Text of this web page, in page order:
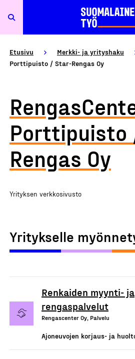
Etusivu Merkki- ja yrityshaku
Porttipuisto / Star-Rengas Oy
Porttipuisto
Rengas Oy
Yrityksen verkkosivusto
Yritykselle
Renkaiden myynti- ja
rengaspalvelut
Rengascenter Oy, Palvelu
Ajoneuvojen korjaus- ja